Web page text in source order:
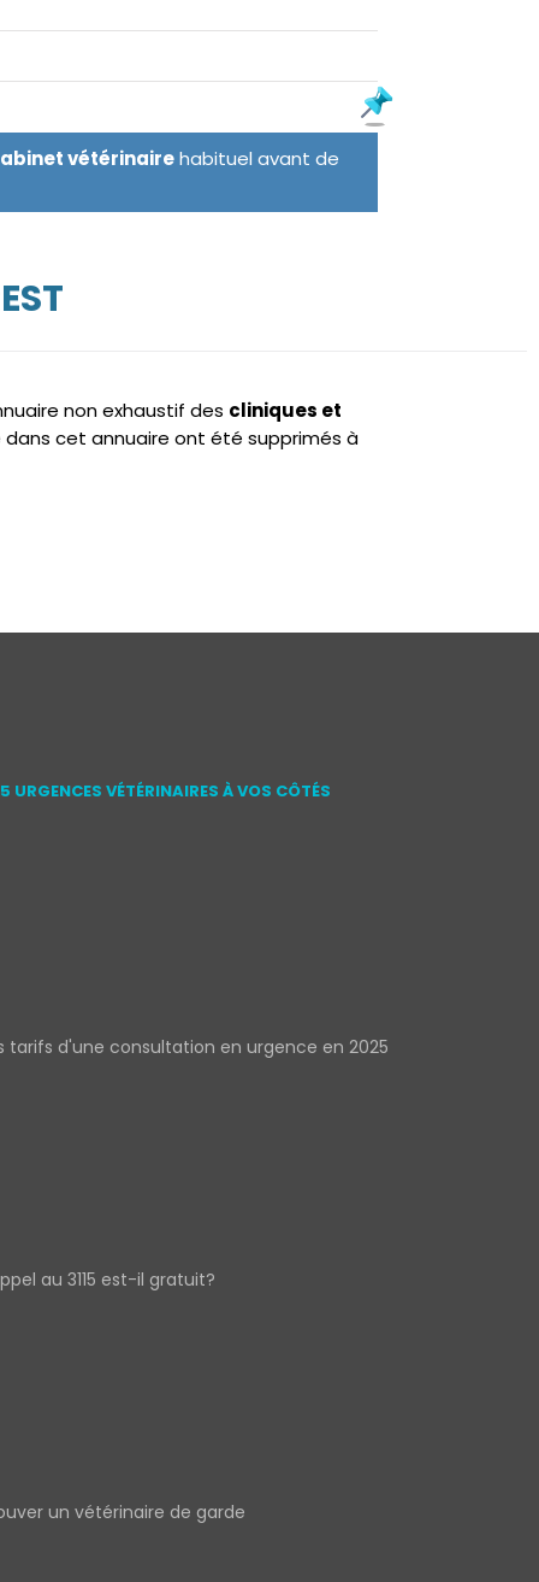
vétérinairehabituel avant de
non exhaustif des cliniques et
cet annuaire ont été supprimés à
URGENCES VÉTÉRINAIRES À VOS CÔTÉS
tarifs d'une consultation en urgence en 2025
au 3115 est-il gratuit?
un vétérinaire de garde